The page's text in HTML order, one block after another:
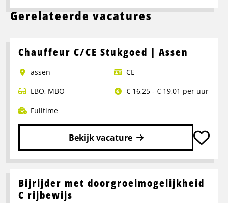
Gerelateerde vacatures
Chauffeur C/CE Stukgoed | Assen
assen
CE
LBO, MBO
€ 16,25 - € 19,01 per uur
Fulltime
Bekijk vacature
Lees
over
Chauffeur
Bijrijder met doorgroeimogelijkheid
C rijbewijs